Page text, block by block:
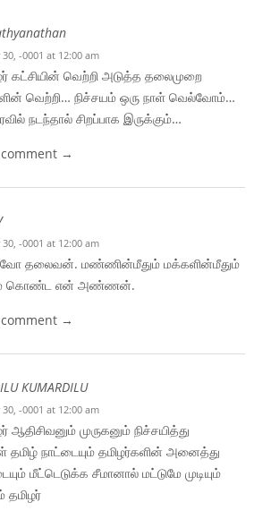
-0001 at 12:00 am
கட்சியின் வெற்றி அடுத்த தலைமுறை
வெற்றி… நிச்சயம் ஒரு நாள் வெல்வோம்…
நடந்தால் சிறப்பாக இருக்கும்…
→
-0001 at 12:00 am
தலைவன். மண்ணின்மீதும் மக்களின்மீதும்
கொண்ட என் அண்ணன்.
→
KUMARDILU
-0001 at 12:00 am
ஆதிசிவனும் முருகனும் நிச்சயித்து
தமிழ் நாட்டையும் தமிழர்களின் அனைத்து
மீட்டெடுக்க சீமானால் மட்டுமே முடியும்
தமிழர்